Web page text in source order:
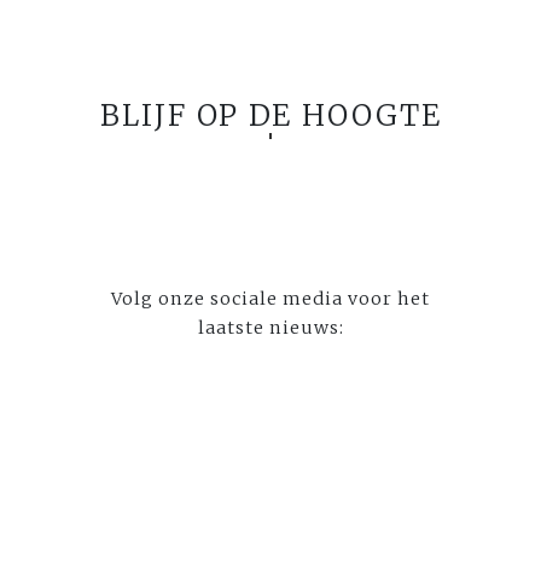
BLIJF OP DE HOOGTE
Volg onze sociale media voor het
laatste nieuws: